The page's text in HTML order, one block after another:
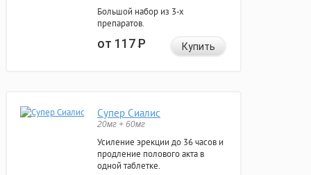
Большой набор из 3-х
препаратов.
от 117Р Купить
Супер Сиалис
20мг + 60мг
Усиление эрекции до 36 часов и
продление полового акта в
одной таблетке.